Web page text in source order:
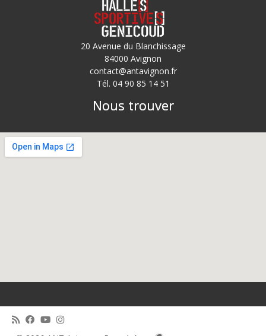
20 Avenue du Blanchissage
84000 Avignon
contact@antavignon.fr
Tél. 04 90 85 14 51
Nous trouver